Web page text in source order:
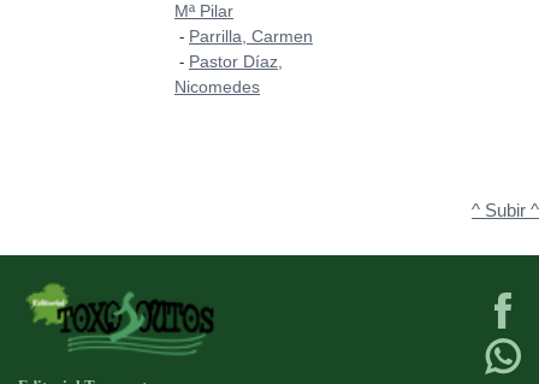
Mª Pilar
- Parrilla, Carmen
- Pastor Díaz,
Nicomedes
^ Subir ^